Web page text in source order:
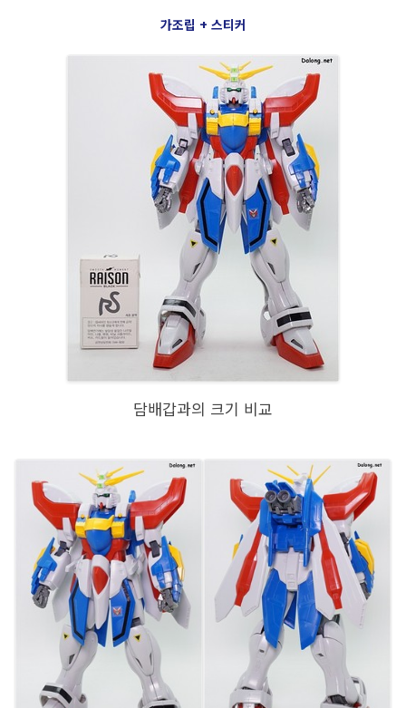
가조립 + 스티커
담배갑과의 크기 비교